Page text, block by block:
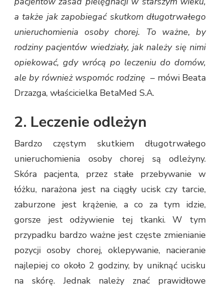
a także jak zapobiegać skutkom długotrwałego
unieruchomienia osoby chorej. To ważne, by
rodziny pacjentów wiedziały, jak należy się nimi
opiekować, gdy wrócą po leczeniu do domów,
ale by również wspomóc rodzinę – mówi Beata
Drzazga, właścicielka BetaMed S.A.
2. Leczenie odleżyn
Bardzo częstym skutkiem długotrwałego
unieruchomienia osoby chorej są odleżyny.
Skóra pacjenta, przez stałe przebywanie w
łóżku, narażona jest na ciągły ucisk czy tarcie,
zaburzone jest krążenie, a co za tym idzie,
gorsze jest odżywienie tej tkanki. W tym
przypadku bardzo ważne jest częste zmienianie
pozycji osoby chorej, oklepywanie, nacieranie
najlepiej co około 2 godziny, by uniknąć ucisku
na skórę. Jednak należy znać prawidłowe